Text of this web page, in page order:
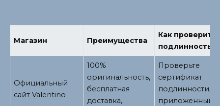
Магазин Преимущества
Как проверить
подлинность
Официальный
сайт Valentino
100%
оригинальность,
бесплатная
доставка,
Проверьте
сертификат
подлинности,
приложенный к